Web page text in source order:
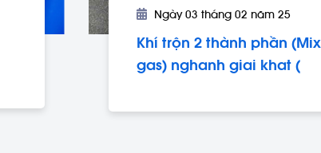
Ngày 03 tháng 02 năm 25
Khí trộn 2 thành phần (Mix
gas) nghanh giai khat (